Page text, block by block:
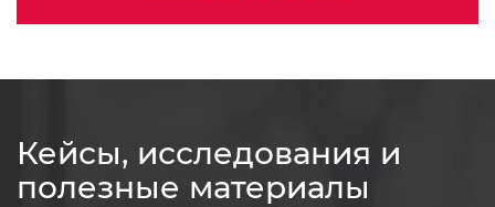
Кейсы, исследования и
полезные материалы